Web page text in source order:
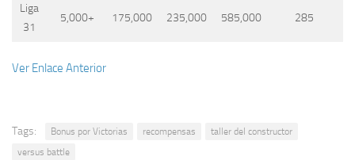
Liga
31
5,000+ 175,000 235,000 585,000 285
Ver Enlace Anterior
Tags: Bonus por Victorias recompensas
taller del constructor
versus battle